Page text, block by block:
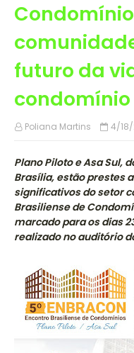
futuro da
Poliana Martins 4/18/
Plano Piloto e Asa Sul,
Brasília, estão prestes
significativos do setor
Brasiliense de
marcado para os dias
realizado no auditório